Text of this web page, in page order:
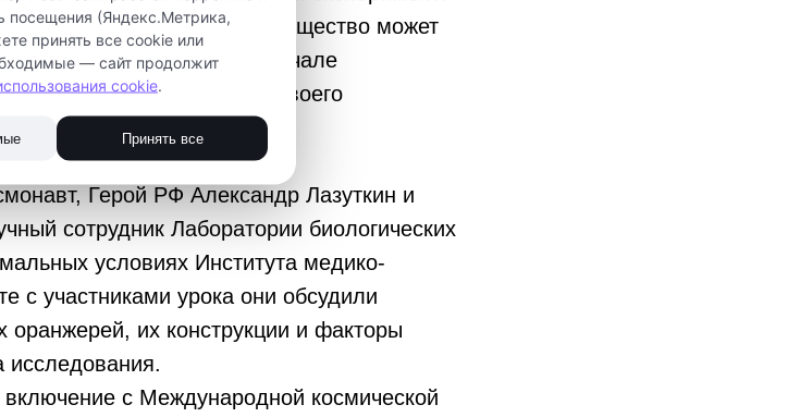
растения и то, как это вещество может
рассказывали вам о начале
представили результаты своего
Герой РФ Александр Лазуткин и
сотрудник Лаборатории биологических
условиях Института медико-
с участниками урока они обсудили
их конструкции и факторы
исследования.
с Международной космической
посещения (Яндекс.Метрика,
принять все cookie или
— сайт продолжит
cookie
Принять все